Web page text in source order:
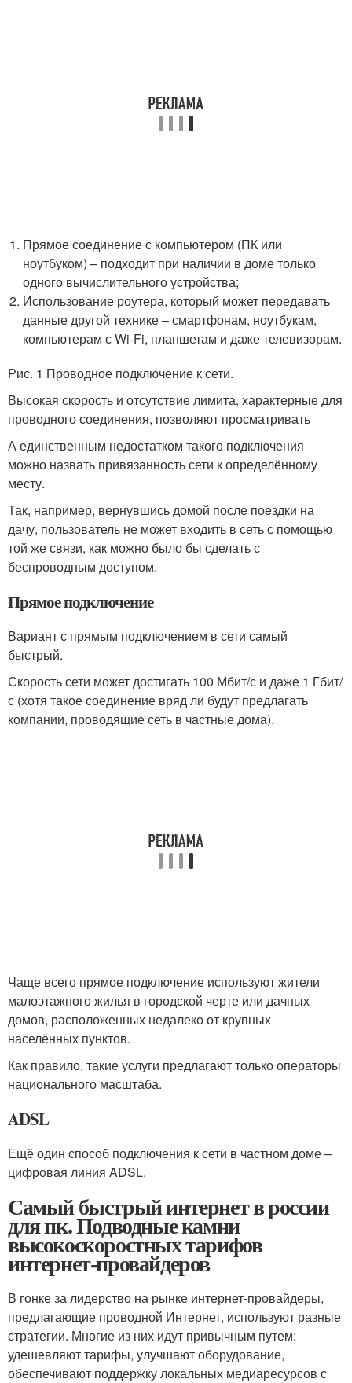
Прямое соединение с компьютером (ПК или
ноутбуком) – подходит при наличии в доме только
одного вычислительного устройства;
Использование роутера, который может передавать
данные другой технике – смартфонам, ноутбукам,
компьютерам с Wi-Fi, планшетам и даже телевизорам.
Рис. 1 Проводное подключение к сети.
Высокая скорость и отсутствие лимита, характерные для
проводного соединения, позволяют просматривать
А единственным недостатком такого подключения
можно назвать привязанность сети к определённому
месту.
Так, например, вернувшись домой после поездки на
дачу, пользователь не может входить в сеть с помощью
той же связи, как можно было бы сделать с
беспроводным доступом.
Прямое подключение
Вариант с прямым подключением в сети самый
быстрый.
Скорость сети может достигать 100 Мбит/с и даже 1 Гбит/
с (хотя такое соединение вряд ли будут предлагать
компании, проводящие сеть в частные дома).
Чаще всего прямое подключение используют жители
малоэтажного жилья в городской черте или дачных
домов, расположенных недалеко от крупных
населённых пунктов.
Как правило, такие услуги предлагают только операторы
национального масштаба.
ADSL
Ещё один способ подключения к сети в частном доме –
цифровая линия ADSL.
Самый быстрый интернет в россии
для пк. Подводные камни
высокоскоростных тарифов
интернет-провайдеров
В гонке за лидерство на рынке интернет-провайдеры,
предлагающие проводной Интернет, используют разные
стратегии. Многие из них идут привычным путем:
удешевляют тарифы, улучшают оборудование,
обеспечивают поддержку локальных медиаресурсов с